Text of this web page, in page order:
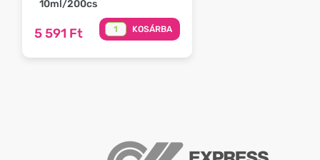
10ml/200cs
5 591 Ft KOSÁRBA